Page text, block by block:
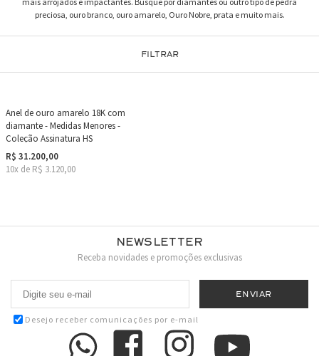
preciosa, ouro branco, ouro amarelo, Ouro Nobre, prata e muito mais.
FILTRAR
Anel de ouro amarelo 18K com
diamante - Medidas Menores -
Coleção Assinatura HS
R$ 31.200,00
10x de R$ 3.120,00
Newsletter
Receba novidades e promoções exclusivas
Desejo receber comunicações por e-mail